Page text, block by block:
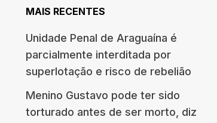
MAIS RECENTES
Unidade Penal de Araguaína é
parcialmente interditada por
superlotação e risco de rebelião
Menino Gustavo pode ter sido
torturado antes de ser morto, diz